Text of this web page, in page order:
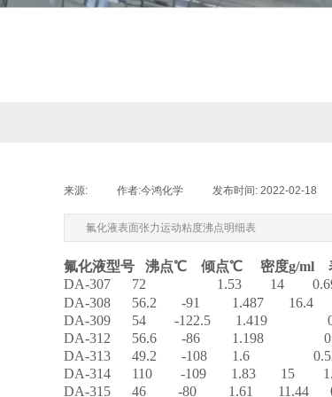
来源: 作者:今鸿化学 发布时间: 2022-02-18
氟化液表面张力运动粘度沸点明细表
氟化液型号 沸点℃ 倾点℃ 密度g/ml
DA-307
72 1.53 14
DA-308
56.2 -91 1.487 16.4
DA-309
54 -122.5 1.419
DA-312
56.6 -86 1.198
DA-313
49.2 -108 1.6
DA-314
110 -109 1.83 15
DA-315 46 -80 1.61 11.44